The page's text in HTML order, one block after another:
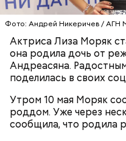
Фото: Андрей Никеричев / АГН
Актриса Лиза Моряк
она родила дочь от
Андреасяна.
поделилась в своих
Утром 10 мая Моряк
роддом. Уже через
сообщила, что родила
Ранние плоды, по